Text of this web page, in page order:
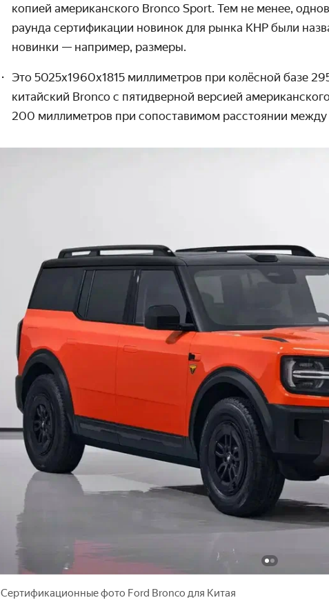
копией американского Bronco Sport. Тем не менее,
раунда сертификации новинок для рынка КНР были
новинки — например, размеры.
Это 5025х1960х1815 миллиметров при колёсной базе
китайский Bronco с пятидверной версией
200 миллиметров при сопоставимом расстоянии между
Сертификационные фото Ford Bronco для Китая